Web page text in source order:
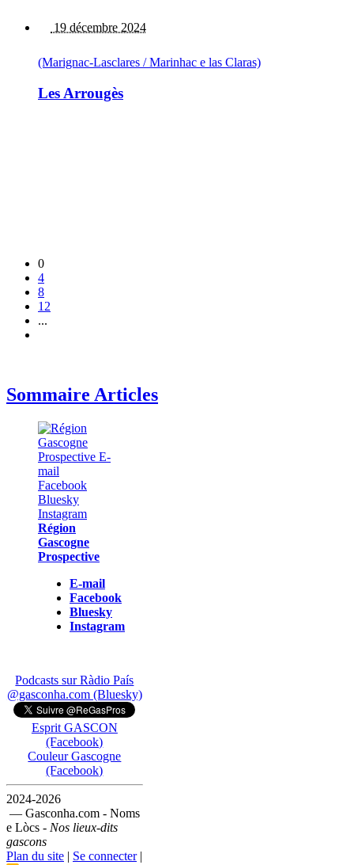
19 décembre 2024
(Marignac-Lasclares / Marinhac e las Claras)
Les Arrougès
0
4
8
12
...
Sommaire Articles
Région
Gascogne
Prospective
E-mail
Facebook
Bluesky
Instagram
Podcasts sur Ràdio País
@gasconha.com (Bluesky)
Esprit GASCON
(Facebook)
Couleur Gascogne
(Facebook)
2024-2026
— Gasconha.com - Noms
e Lòcs - Nos lieux-dits
gascons
Plan du site | Se connecter|